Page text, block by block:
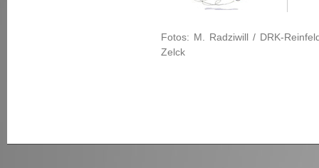
Fotos: M. Radziwill / DRK-
Zelck